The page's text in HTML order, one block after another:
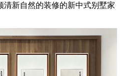
清新自然的装修的新中式别墅家